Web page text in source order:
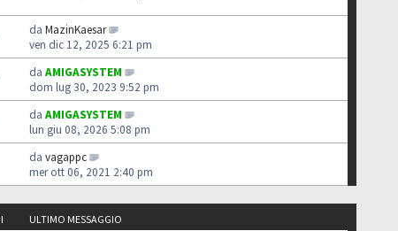
da MazinKaesar
ven dic 12, 2025 6:21 pm
da AMIGASYSTEM
dom lug 30, 2023 9:52 pm
da AMIGASYSTEM
lun giu 08, 2026 5:08 pm
da vagappc
mer ott 06, 2021 2:40 pm
ULTIMO MESSAGGIO